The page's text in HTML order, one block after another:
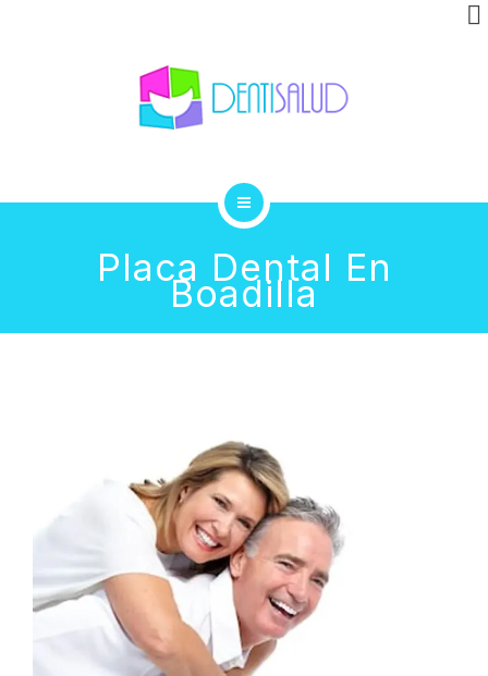
TRATAMIENTOS
INVISALIGN
Placa Dental En
Boadilla